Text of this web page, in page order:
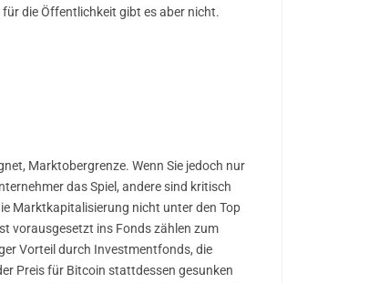
die Öffentlichkeit gibt es aber nicht.
Marktobergrenze. Wenn Sie jedoch nur
das Spiel, andere sind kritisch
Marktkapitalisierung nicht unter den Top
vorausgesetzt ins Fonds zählen zum
Vorteil durch Investmentfonds, die
Preis für Bitcoin stattdessen gesunken